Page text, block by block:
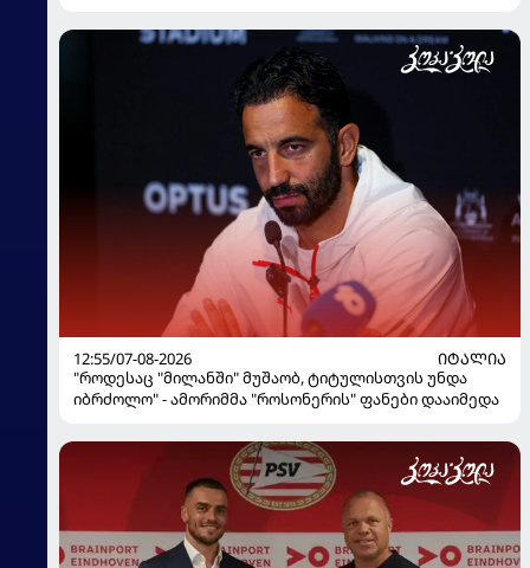
12:55/07-08-2026
ᲘᲢᲐᲚᲘᲐ
"როდესაც "მილანში" მუშაობ, ტიტულისთვის უნდა
იბრძოლო" - ამორიმმა "როსონერის" ფანები დააიმედა